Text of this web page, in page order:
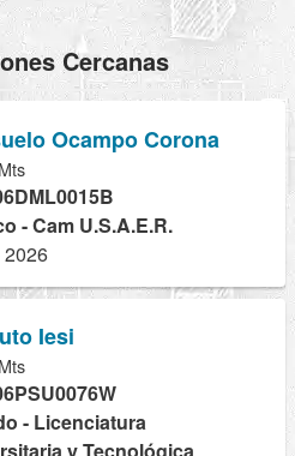
Cercanas
Ocampo Corona
- Cam U.S.A.E.R.
Iesi
- Licenciatura
y Tecnológica